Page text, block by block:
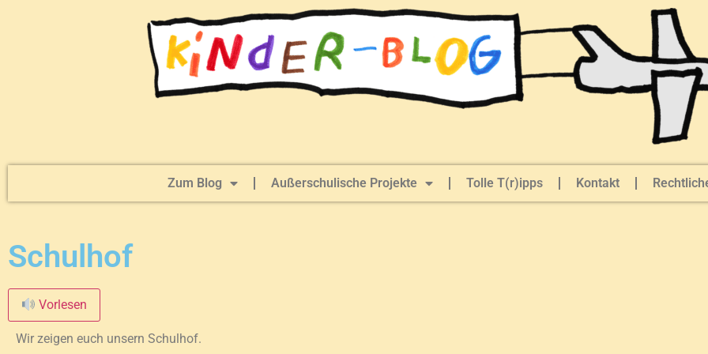
Zum Blog Außerschulische Projekte Tolle T(r)ipps Kontakt
Schulhof
Vorlesen
Wir zeigen euch unsern Schulhof.